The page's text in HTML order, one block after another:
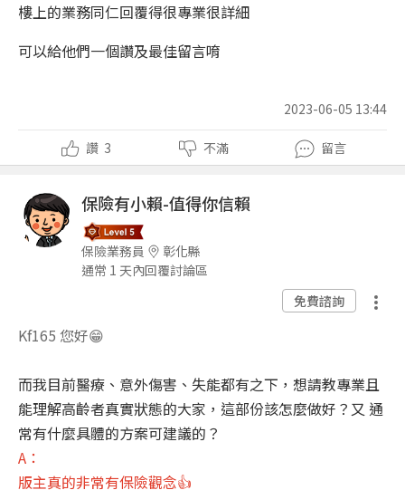
樓上的業務同仁回覆得很專業很詳細
可以給他們一個讚及最佳留言唷
2023-06-05 13:44
讚 3 不滿 留言
保險有小賴-值得你信賴
保險業務員
彰化縣
通常 1 天內回覆討論區
免費諮詢
Kf165 您好😁
而我目前醫療、意外傷害、失能都有之下，想請教專業且
能理解高齡者真實狀態的大家，這部份該怎麼做好？又 通
常有什麼具體的方案可建議的？
A：
版主真的非常有保險觀念👍